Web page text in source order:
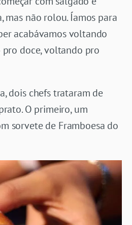
mas não rolou. Íamos para
acabávamos voltando
doce, voltando pro
dois chefs trataram de
O primeiro, um
sorvete de Framboesa do